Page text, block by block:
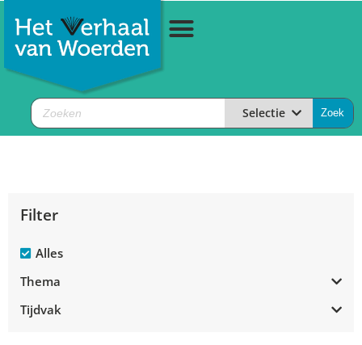
Selectie
Filter
Alles
Thema
Tijdvak